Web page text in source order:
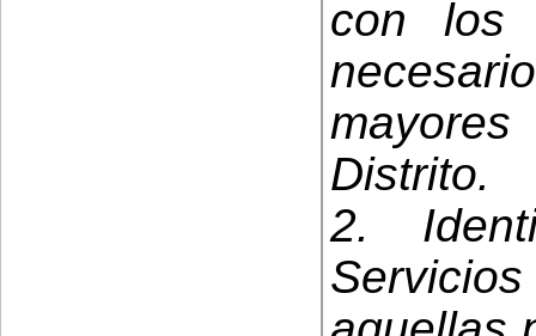
con los
Distrito.
2.